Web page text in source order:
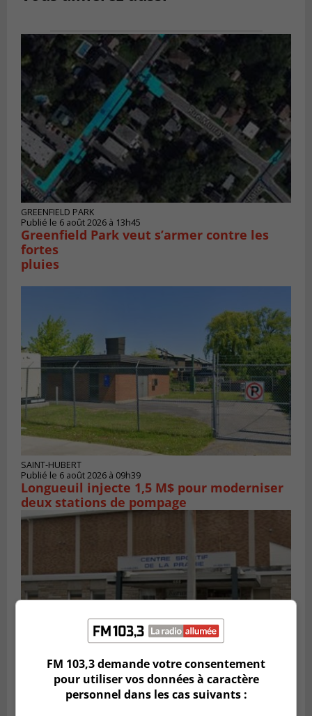
GREENFIELD PARK
Publié le 6 août 2026 à 13h45
Greenfield Park veut s’armer contre les
fortes
pluies
SAINT-HUBERT
Publié le 6 août 2026 à 09h39
Longueuil injecte 1,5 M$ pour moderniser
deux stations de pompage
LA PRAIRIE
Publié le 5 août 2026 à 11h59
FM 103,3 demande votre consentement
pour utiliser vos données à caractère
personnel dans les cas suivants :